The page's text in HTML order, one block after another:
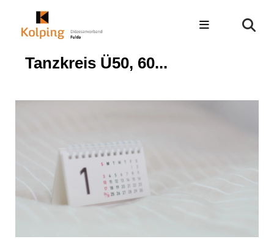
Tanzkreis Ü50, 60...